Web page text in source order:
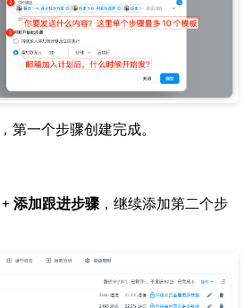
，第一个步骤创建完成。
+ 添加跟进步骤 ，继续添加第二个步